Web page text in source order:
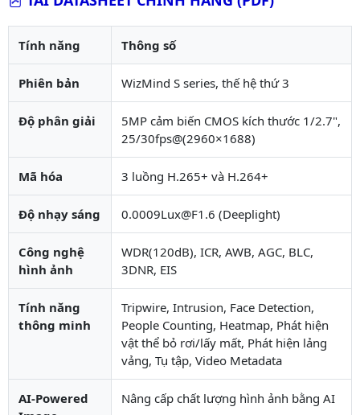
Tính năng Thông số
Phiên bản WizMind S series, thế hệ thứ 3
Độ phân giải
5MP cảm biến CMOS kích thước 1/2.7",
25/30fps@(2960×1688)
Mã hóa 3 luồng H.265+ và H.264+
Độ nhạy sáng 0.0009Lux@F1.6 (Deeplight)
Công nghệ
hình ảnh
WDR(120dB), ICR, AWB, AGC, BLC,
3DNR, EIS
Tính năng
thông minh
Tripwire, Intrusion, Face Detection,
People Counting, Heatmap, Phát hiện
vật thể bỏ rơi/lấy mất, Phát hiện lảng
vảng, Tụ tập, Video Metadata
AI-Powered
Nâng cấp chất lượng hình ảnh bằng AI